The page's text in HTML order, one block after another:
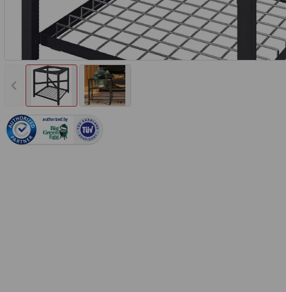
Vorheriges Bild anzeigen
authorized.by